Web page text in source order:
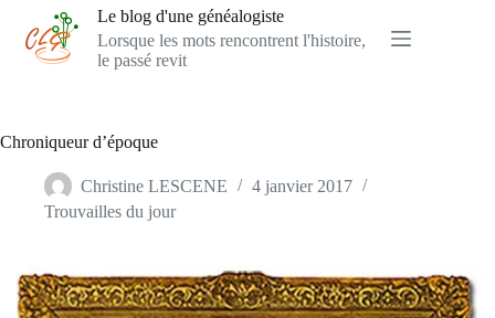
contenu
Le blog d'une généalogiste
Lorsque les mots rencontrent l'histoire,
le passé revit
Chroniqueur d’époque
Christine LESCENE
4 janvier 2017
Trouvailles du jour